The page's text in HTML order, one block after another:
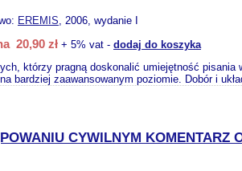
EREMIS, 2006, wydanie I
20,90 zł + 5% vat - dodaj do koszyka
którzy pragną doskonalić umiejętność
bardziej zaawansowanym poziomie. Dobór i
CYWILNYM KOMENTARZ